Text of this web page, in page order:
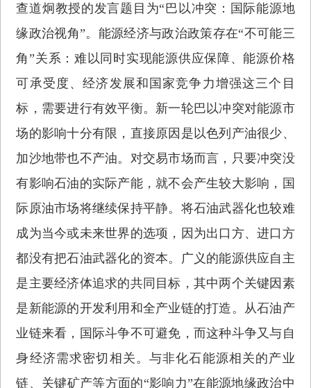
查道炯教授的发言题目为“巴以冲突：国际能源地
缘政治视角”。能源经济与政治政策存在“不可能三
角”关系：难以同时实现能源供应保障、能源价格
可承受度、经济发展和国家竞争力增强这三个目
标，需要进行有效平衡。新一轮巴以冲突对能源市
场的影响十分有限，直接原因是以色列产油很少、
加沙地带也不产油。对交易市场而言，只要冲突没
有影响石油的实际产能，就不会产生较大影响，国
际原油市场将继续保持平静。将石油武器化也较难
成为当今或未来世界的选项，因为出口方、进口方
都没有把石油武器化的资本。广义的能源供应自主
是主要经济体追求的共同目标，其中两个关键因素
是新能源的开发利用和全产业链的打造。从石油产
业链来看，国际斗争不可避免，而这种斗争又与自
身经济需求密切相关。与非化石能源相关的产业
链、关键矿产等方面的“影响力”在能源地缘政治中